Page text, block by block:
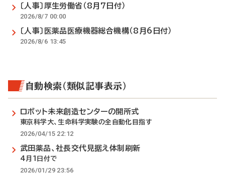
〔人事〕厚生労働省（8月7日付）
2026/8/7 00:00
〔人事〕医薬品医療機器総合機構（8月6日付）
2026/8/6 13:45
自動検索（類似記事表示）
ロボット未来創造センターの開所式
東京科学大、生命科学実験の全自動化目指す
2026/04/15 22:12
武田薬品、社長交代見据え体制刷新
4月1日付で
2026/01/29 23:56